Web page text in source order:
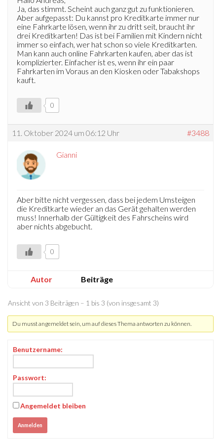
Ja, das stimmt. Scheint auch ganz gut zu funktionieren.
Aber aufgepasst: Du kannst pro Kreditkarte immer nur
eine Fahrkarte lösen, wenn ihr zu dritt seit, braucht ihr
drei Kreditkarten! Das ist bei Familien mit Kindern nicht
immer so einfach, wer hat schon so viele Kreditkarten.
Man kann auch online Fahrkarten kaufen, aber das ist
komplizierter. Einfacher ist es, wenn ihr ein paar
Fahrkarten im Voraus an den Kiosken oder Tabakshops
kauft.
0
11. Oktober 2024 um 06:12 Uhr #3488
Gianni
Aber bitte nicht vergessen, dass bei jedem Umsteigen
die Kreditkarte wieder an das Gerät gehalten werden
muss! Innerhalb der Gültigkeit des Fahrscheins wird
aber nichts abgebucht.
0
Autor Beiträge
Ansicht von 3 Beiträgen – 1 bis 3 (von insgesamt 3)
Du musst angemeldet sein, um auf dieses Thema antworten zu können.
Benutzername:
Passwort:
Angemeldet bleiben
Anmelden